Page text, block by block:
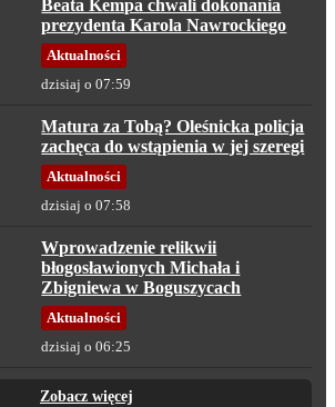
Beata Kempa chwali dokonania
prezydenta Karola Nawrockiego
Aktualności
dzisiaj o 07:59
Matura za Tobą? Oleśnicka policja
zachęca do wstąpienia w jej szeregi
Aktualności
dzisiaj o 07:58
Wprowadzenie relikwii
błogosławionych Michała i
Zbigniewa w Boguszycach
Aktualności
dzisiaj o 06:25
Zobacz więcej